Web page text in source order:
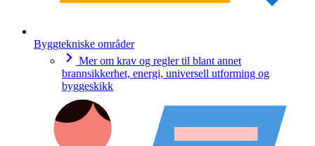
Byggtekniske områder
Mer om krav og regler til blant annet
brannsikkerhet, energi, universell utforming og
byggeskikk